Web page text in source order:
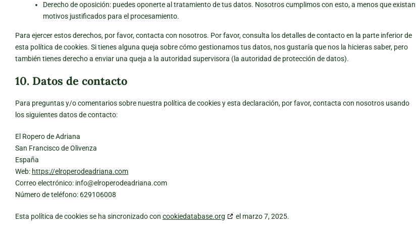
Derecho de oposición: puedes oponerte al tratamiento de tus datos. Nosotros cumplimos con esto, a menos que existan
motivos justificados para el procesamiento.
Para ejercer estos derechos, por favor, contacta con nosotros. Por favor, consulta los detalles de contacto en la parte inferior de
esta política de cookies. Si tienes alguna queja sobre cómo gestionamos tus datos, nos gustaría que nos la hicieras saber, pero
también tienes derecho a enviar una queja a la autoridad supervisora (la autoridad de protección de datos).
10. Datos de contacto
Para preguntas y/o comentarios sobre nuestra política de cookies y esta declaración, por favor, contacta con nosotros usando
los siguientes datos de contacto:
El Ropero de Adriana
San Francisco de Olivenza
España
Web: https://elroperodeadriana.com
Correo electrónico: info@elroperodeadriana.com
Número de teléfono: 629106008
Esta política de cookies se ha sincronizado con cookiedatabase.org el marzo 7, 2025.